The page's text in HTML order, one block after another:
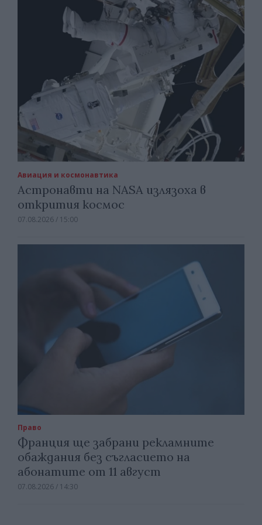
Авиация и космонавтика
Астронавти на NASA излязоха в
открития космос
07.08.2026 / 15:00
Право
Франция ще забрани рекламните
обаждания без съгласието на
абонатите от 11 август
07.08.2026 / 14:30